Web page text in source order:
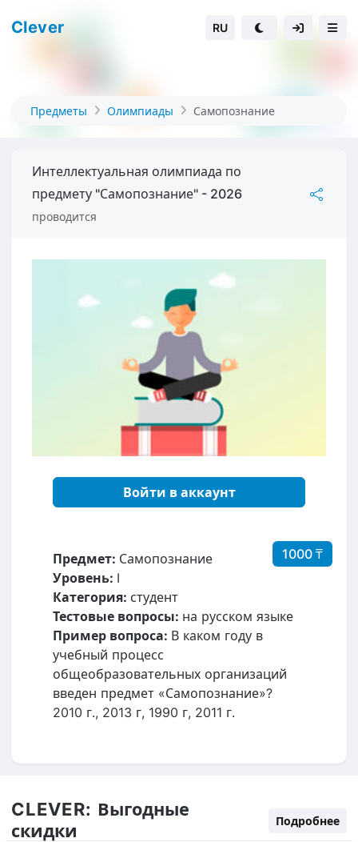
Clever RU
Предметы Олимпиады Самопознание
Интеллектуальная олимпиада по
предмету "Самопознание" - 2026
проводится
Войти в аккаунт
1000 ₸
Предмет: Самопознание
Уровень: I
Категория: студент
Тестовые вопросы: на русском языке
Пример вопроса: В каком году в
учебный процесс
общеобразовательных организаций
введен предмет «Самопознание»?
2010 г., 2013 г, 1990 г, 2011 г.
CLEVER: Выгодные
скидки
Подробнее